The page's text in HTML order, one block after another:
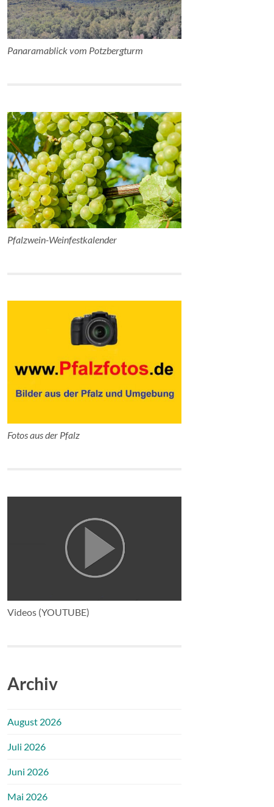
Panaramablick vom Potzbergturm
Pfalzwein-Weinfestkalender
Fotos aus der Pfalz
Videos (YOUTUBE)
Archiv
August 2026
Juli 2026
Juni 2026
Mai 2026